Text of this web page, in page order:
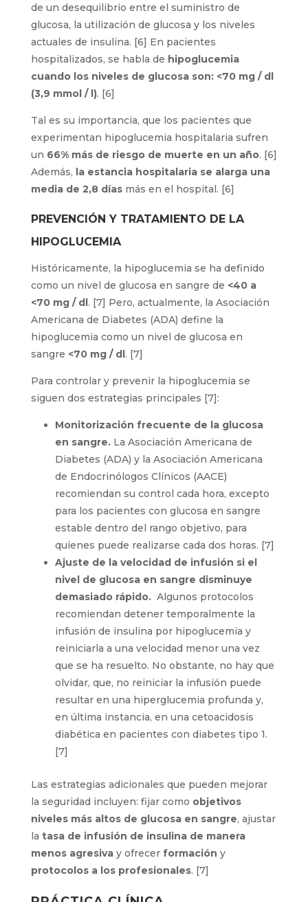
de un desequilibrio entre el suministro de
glucosa, la utilización de glucosa y los niveles
actuales de insulina. [6] En pacientes
hospitalizados, se habla de hipoglucemia
cuando los niveles de glucosa son: <70 mg / dl
(3,9 mmol / l). [6]
Tal es su importancia, que los pacientes que
experimentan hipoglucemia hospitalaria sufren
un 66% más de riesgo de muerte en un año. [6]
Además, la estancia hospitalaria se alarga una
media de 2,8 días más en el hospital. [6]
PREVENCIÓN Y TRATAMIENTO DE LA
HIPOGLUCEMIA
Históricamente, la hipoglucemia se ha definido
como un nivel de glucosa en sangre de <40 a
<70 mg / dl. [7] Pero, actualmente, la Asociación
Americana de Diabetes (ADA) define la
hipoglucemia como un nivel de glucosa en
sangre <70 mg / dl. [7]
Para controlar y prevenir la hipoglucemia se
siguen dos estrategias principales [7]:
Monitorización frecuente de la glucosa
en sangre. La Asociación Americana de
Diabetes (ADA) y la Asociación Americana
de Endocrinólogos Clínicos (AACE)
recomiendan su control cada hora, excepto
para los pacientes con glucosa en sangre
estable dentro del rango objetivo, para
quienes puede realizarse cada dos horas. [7]
Ajuste de la velocidad de infusión si el
nivel de glucosa en sangre disminuye
demasiado rápido.Algunos protocolos
recomiendan detener temporalmente la
infusión de insulina por hipoglucemia y
reiniciarla a una velocidad menor una vez
que se ha resuelto. No obstante, no hay que
olvidar, que, no reiniciar la infusión puede
resultar en una hiperglucemia profunda y,
en última instancia, en una cetoacidosis
diabética en pacientes con diabetes tipo 1.
[7]
Las estrategias adicionales que pueden mejorar
la seguridad incluyen: fijar como objetivos
niveles más altos de glucosa en sangre, ajustar
la tasa de infusión de insulina de manera
menos agresivay ofrecer formación y
protocolos a los profesionales. [7]